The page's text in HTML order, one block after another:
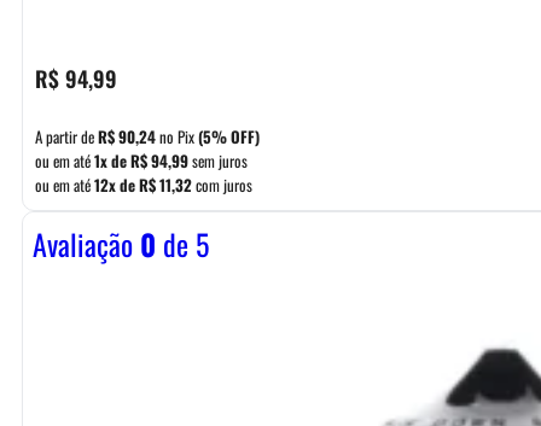
R$94,99
A partir deR$90,24no Pix(5% OFF)
ou em até1x deR$94,99sem juros
ou em até12x deR$11,32com juros
Avaliação0 de 5